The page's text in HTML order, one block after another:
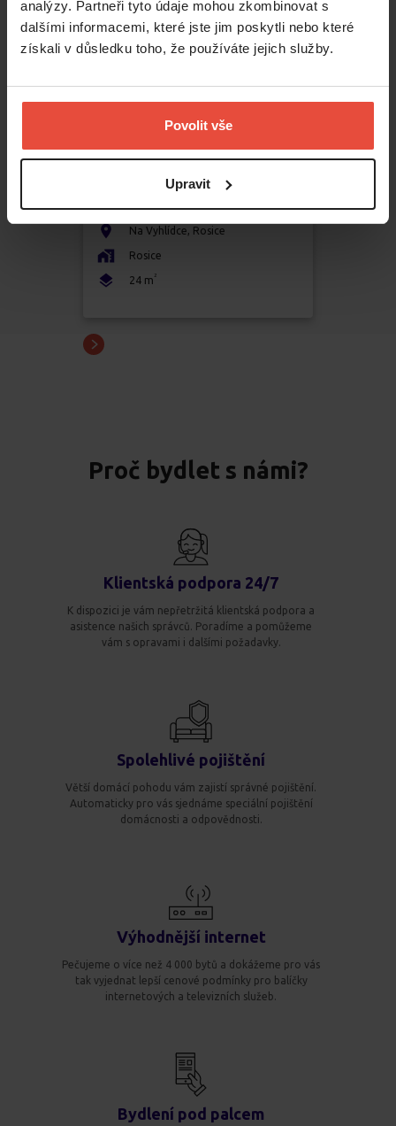
analýzy. Partneři tyto údaje mohou zkombinovat s
dalšími informacemi, které jste jim poskytli nebo které
získali v důsledku toho, že používáte jejich služby.
Povolit vše
Upravit
15 000 Kč
Na Vyhlídce, Rosice
Rosice
24 m 2
Proč bydlet s námi?
Klientská podpora 24/7
K dispozici je vám nepřetržitá klientská podpora a
asistence našich správců. Poradíme a pomůžeme
vám s opravami i dalšími požadavky.
Spolehlivé pojištění
Větší domácí pohodu vám zajistí správné pojištění.
Automaticky pro vás sjednáme speciální pojištění
domácnosti a odpovědnosti.
Výhodnější internet
Pečujeme o více než 4 000 bytů a dokážeme pro vás
tak vyjednat lepší cenové podmínky pro balíčky
internetových a televizních služeb.
Bydlení pod palcem